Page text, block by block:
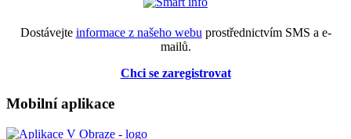
Dostávejte informace z našeho webu prostřednictvím SMS a e-
mailů.
Chci se zaregistrovat
Mobilní aplikace